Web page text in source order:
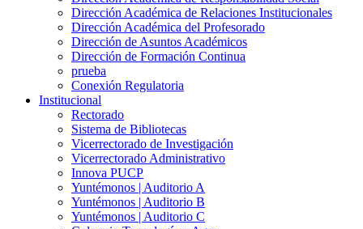
Dirección Académica de Relaciones Institucionales
Dirección Académica del Profesorado
Dirección de Asuntos Académicos
Dirección de Formación Continua
prueba
Conexión Regulatoria
Institucional
Rectorado
Sistema de Bibliotecas
Vicerrectorado de Investigación
Vicerrectorado Administrativo
Innova PUCP
Yuntémonos | Auditorio A
Yuntémonos | Auditorio B
Yuntémonos | Auditorio C